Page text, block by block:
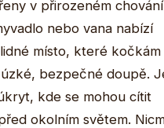
v přirozeném chování
nebo vana nabízí
místo, které kočkám
bezpečné doupě.
kde se mohou cítit
okolním světem.